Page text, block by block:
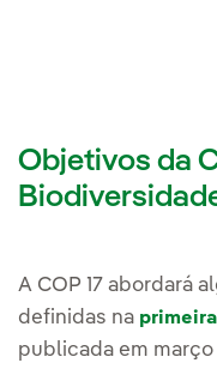
Objetivos da
A COP 17 abordará
definidas na
publicada em